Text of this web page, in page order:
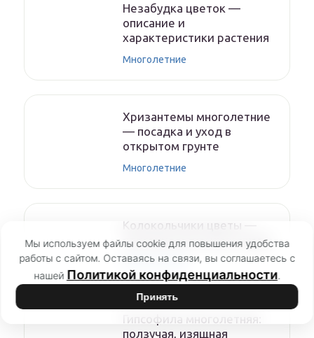
Незабудка цветок —
описание и
характеристики растения
Многолетние
Хризантемы многолетние
— посадка и уход в
открытом грунте
Многолетние
Колокольчики цветы —
описание растения и виды
Многолетние
Гипсофила многолетняя:
ползучая, изящная
Мы используем файлы cookie для повышения удобства
работы с сайтом. Оставаясь на связи, вы соглашаетесь с
нашей Политикой конфиденциальности.
Принять